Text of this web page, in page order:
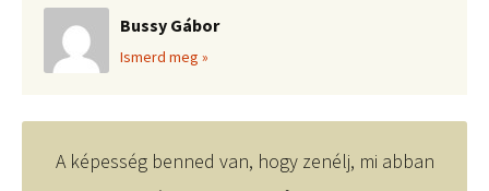
Bussy Gábor
Ismerd meg »
A képesség benned van, hogy zenélj, mi abban